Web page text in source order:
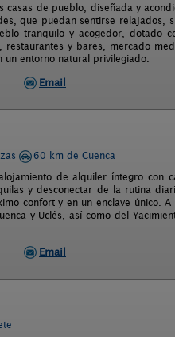
de pueblo, diseñada y
que puedan sentirse relajados,
tranquilo y acogedor, dotado
y bares, mercado
entorno natural privilegiado.
Email
60 km de Cuenca
de alquiler íntegro
y desconectar de la rutina
confort y en un enclave único.
y Uclés, así como del
Email